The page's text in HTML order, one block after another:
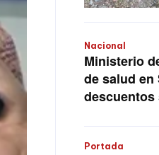
Nacional
Ministerio
de salud en
descuentos
Portada